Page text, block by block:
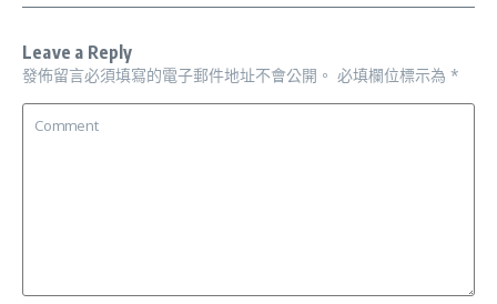
Leave a Reply
發佈留言必須填寫的電子郵件地址不會公開。 必填欄位標示為 *